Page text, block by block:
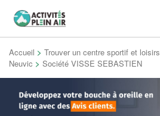
Accueil > Trouver un centre sportif et loisirs
Neuvic > Société VISSE SEBASTIEN